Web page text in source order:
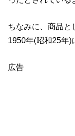
ちなみに、商品と
1950年(昭和25年)
広告